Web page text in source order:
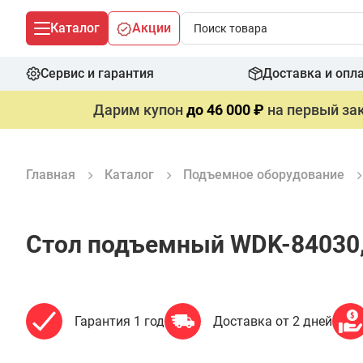
Каталог Акции
Сервис и гарантия Доставка и
Дарим купондо 46 000 ₽ на первый
Главная Каталог Подъемное оборудование
Стол подъемный WDK-
Гарантия 1 год Доставка от 2 дней